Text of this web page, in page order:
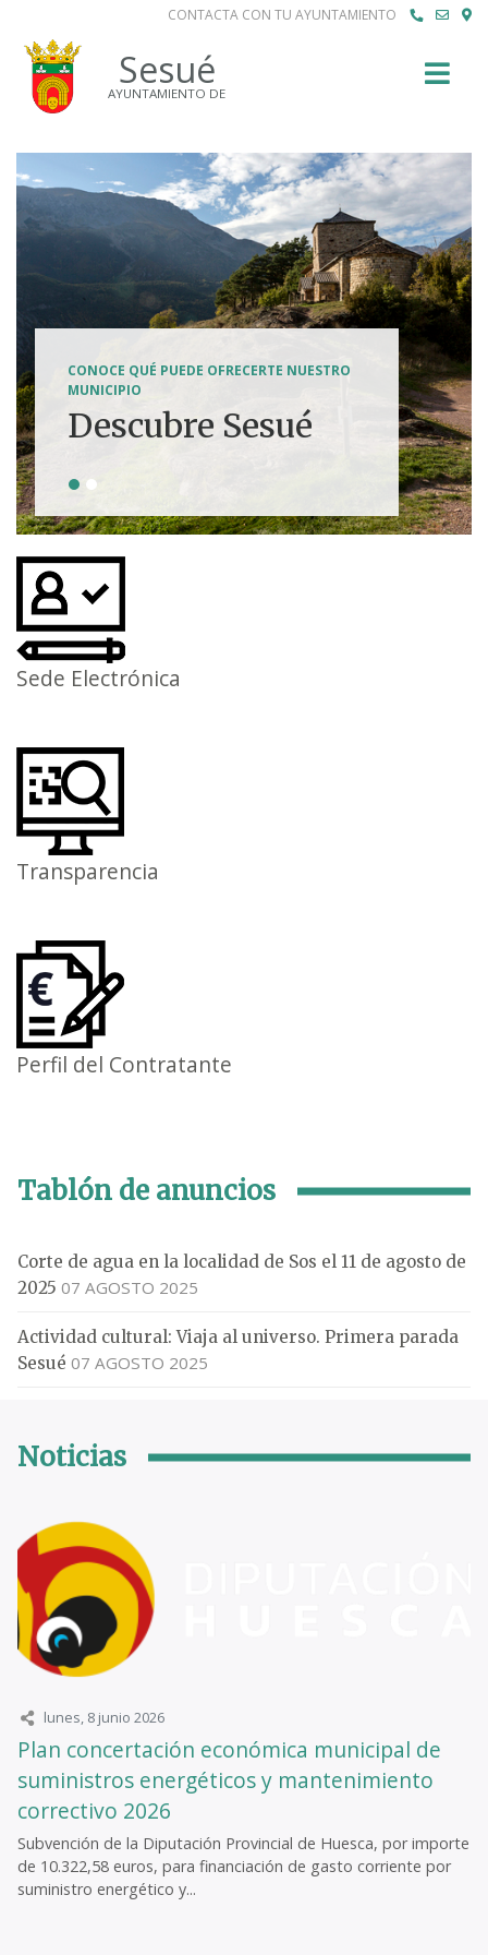
CONTACTA CON TU AYUNTAMIENTO
Sesué
AYUNTAMIENTO DE
CONOCE QUÉ PUEDE OFRECERTE NUESTRO
MUNICIPIO
Descubre Sesué
Tierra de
aventuras
Sede Electrónica
Transparencia
Perfil del Contratante
Tablón de anuncios
Corte de agua en la localidad de Sos el 11 de agosto de
2025 07 AGOSTO 2025
Actividad cultural: Viaja al universo. Primera parada
Sesué 07 AGOSTO 2025
Noticias
lunes, 8 junio 2026
Plan concertación económica municipal de
suministros energéticos y mantenimiento
correctivo 2026
Subvención de la Diputación Provincial de Huesca, por importe
de 10.322,58 euros, para financiación de gasto corriente por
suministro energético y...